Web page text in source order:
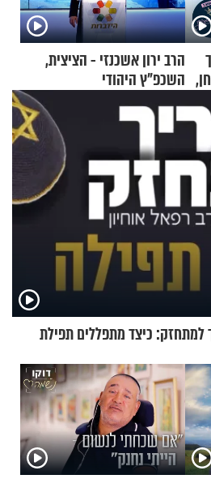
הרב ירון אשכנזי - הציצית,
השכפ"ץ היהודי
למתחזק: כיצד מתפללים תפילת